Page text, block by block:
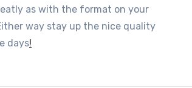
as with the format on your
way stay up the nice quality
days!